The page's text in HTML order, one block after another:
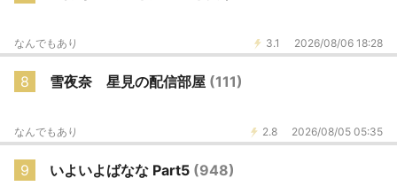
3.1 2026/08/06 18:28
なんでもあり
8 雪夜奈 星見の配信部屋 (111)
2.8 2026/08/05 05:35
なんでもあり
9 いよいよばなな Part5 (948)